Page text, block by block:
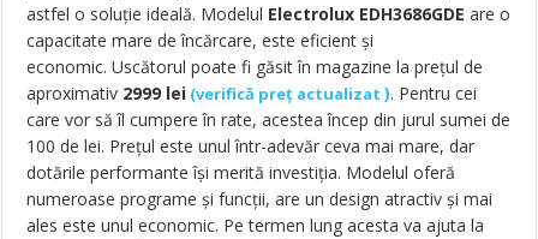
astfel o soluție ideală. Modelul Electrolux EDH3686GDE are o
capacitate mare de încărcare, este eficient și
economic. Uscătorul poate fi găsit în magazine la prețul de
aproximativ 2999 lei (verifică preț actualizat). Pentru cei
care vor să îl cumpere în rate, acestea încep din jurul sumei de
100 de lei. Prețul este unul într-adevăr ceva mai mare, dar
dotările performante își merită investiția. Modelul oferă
numeroase programe și funcții, are un design atractiv și mai
ales este unul economic. Pe termen lung acesta va ajuta la